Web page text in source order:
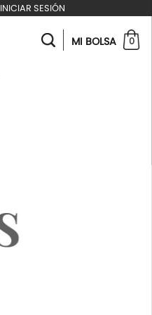
INICIAR SESIÓN
MI BOLSA 0